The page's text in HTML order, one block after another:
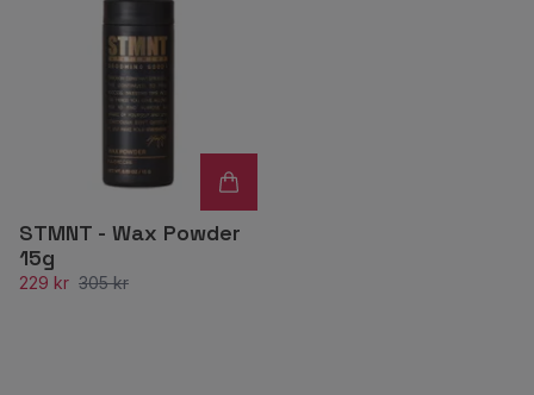
STMNT - Wax Powder
15g
229 kr 305 kr